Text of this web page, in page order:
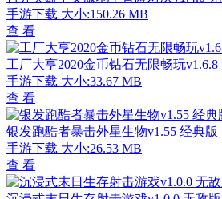
手游下载 大小:150.26 MB
查 看
工厂大亨2020金币钻石无限畅玩v1.6.8
手游下载 大小:33.67 MB
查 看
银发跑酷者暴击外星生物v1.55 经典版
手游下载 大小:26.53 MB
查 看